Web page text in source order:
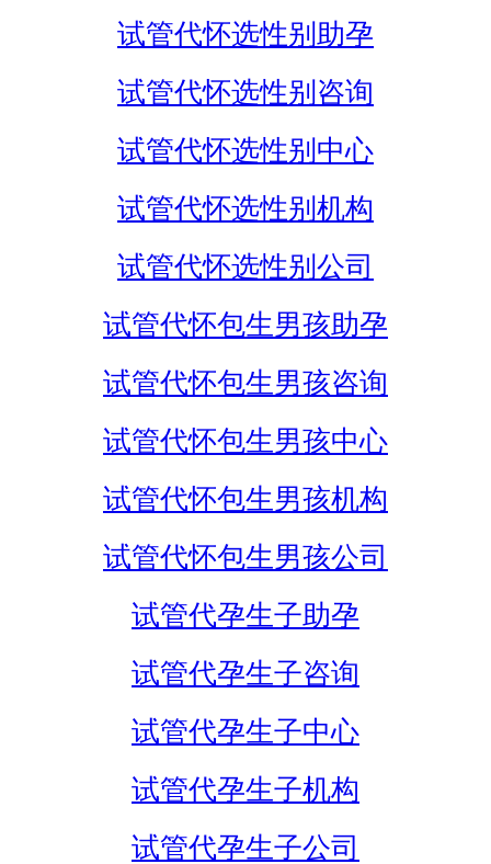
试管代怀选性别助孕
试管代怀选性别咨询
试管代怀选性别中心
试管代怀选性别机构
试管代怀选性别公司
试管代怀包生男孩助孕
试管代怀包生男孩咨询
试管代怀包生男孩中心
试管代怀包生男孩机构
试管代怀包生男孩公司
试管代孕生子助孕
试管代孕生子咨询
试管代孕生子中心
试管代孕生子机构
试管代孕生子公司